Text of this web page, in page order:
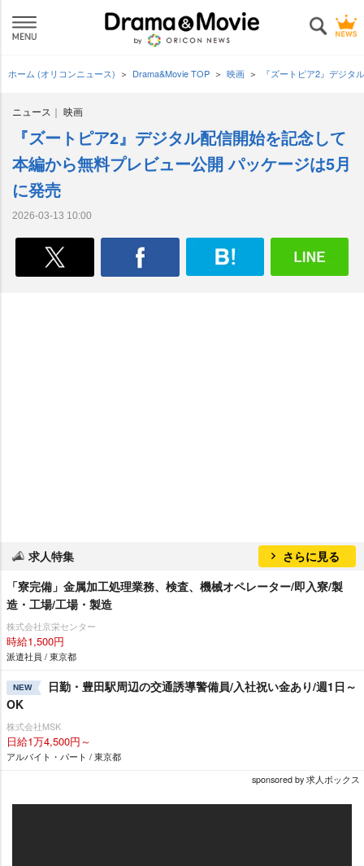
ホーム (オリコンニュース) Drama&Movie TOP 映画 『ズートピア2』デジ
ニュース 映画
『ズートピア2』デジタル配信開始を記念して
本編から無料プレビュー公開 パッケージは5月
に発売
2026-03-13 10:00
求人特集
さらに見る
「寮完備」金属加工処理業務、検査、機械オペレーター/即入寮/製
造・工場/工場・製造
株式会社京栄センター
時給1,500円
派遣社員 / 東京都
NEW
日勤・豊田駅周辺の交通誘導警備員/入社祝い金あり/週1日～
OK
株式会社MSK
日給1万4,500円～
アルバイト・パート / 東京都
sponsored by 求人ボックス